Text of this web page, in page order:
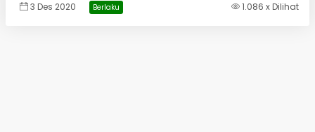
3 Des 2020 Berlaku 1.086 x Dilihat